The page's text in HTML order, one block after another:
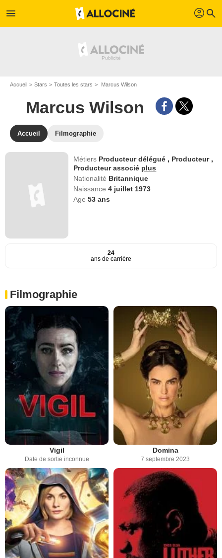
menu profil search
Accueil Stars Toutes les stars Marcus Wilson
Marcus Wilson
Accueil Filmographie
Métiers Producteur délégué , Producteur ,
Producteur associé plus
Nationalité Britannique
Naissance4 juillet 1973
Age53 ans
24
ans de carrière
Filmographie
Vigil
Date de sortie inconnue
Domina
7 septembre 2023